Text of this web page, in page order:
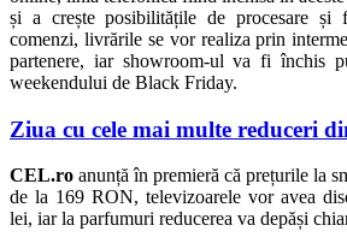
și a crește posibilitățile de procesare
comenzi, livrările se vor realiza prin
partenere, iar showroom-ul va fi închis
weekendului de Black Friday.
Ziua cu cele mai multe reduceri
CEL.ro anunță în premieră că prețurile la
de la 169 RON, televizoarele vor avea
lei, iar la parfumuri reducerea va depăși